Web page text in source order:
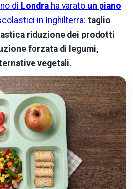
di Londra ha varato un piano
in Inghilterra: taglio
riduzione dei prodotti
forzata di legumi,
vegetali.